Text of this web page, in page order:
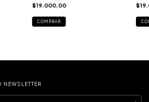
$19.000,00
COMPRAR
NEWSLETTER